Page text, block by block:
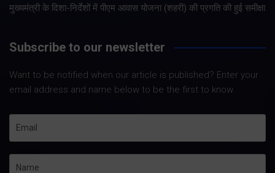
मुख्यमंत्री के दिशा-निर्देशों में पीएम आवास योजना (शहरी) की प्रगति की हुई समीक्षा
Subscribe to our newsletter
Want to be notified when our article is published? Enter your
email address and name below to be the first to know.